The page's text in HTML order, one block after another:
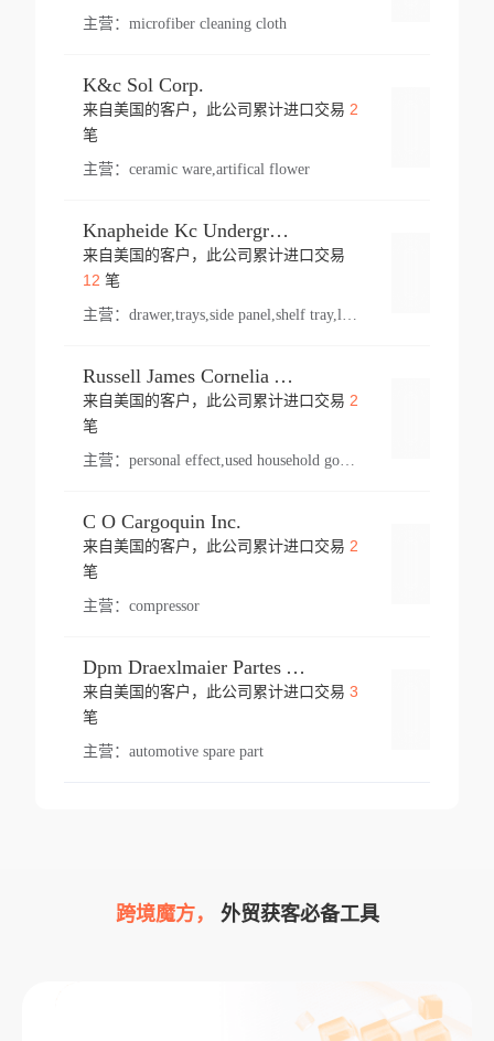
主营： microfiber cleaning cloth
K&c Sol Corp.
来自美国的客户，此公司累计进口交易 2
笔
主营： ceramic ware,artifical flower
Knapheide Kc Underground
来自美国的客户，此公司累计进口交易
12 笔
主营：
Russell James Cornelia Arlington Va
来自美国的客户，此公司累计进口交易 2
笔
主营： personal effect,used household goods
C O Cargoquin Inc.
来自美国的客户，此公司累计进口交易 2
笔
主营： compressor
Dpm Draexlmaier Partes Automotrices Corr Ind Huejotzingo
来自美国的客户，此公司累计进口交易 3
笔
主营： automotive spare part
跨境魔方， 外贸获客必备工具